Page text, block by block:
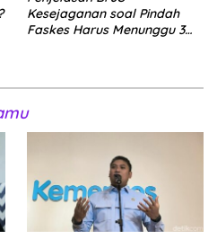
Kesejaganan soal Pindah
Faskes Harus Menunggu 3